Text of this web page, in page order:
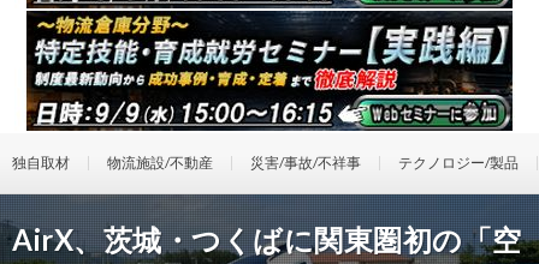
独自取材 物流施設/不動産 災害/事故/不祥事 テクノロジー/製品
AirX、茨城・つくばに関東圏初の「空